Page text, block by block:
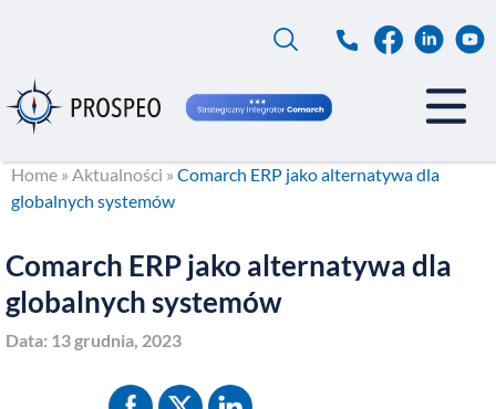
Home » Aktualności » Comarch ERP jako alternatywa dla
globalnych systemów
Comarch ERP jako alternatywa dla
globalnych systemów
Data: 13 grudnia, 2023